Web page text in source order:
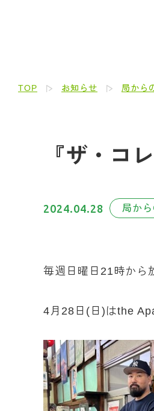
TOP お知らせ 局から
『ザ・コ
2024.04.28 局か
毎週日曜日21時から
4月28日(日)はthe